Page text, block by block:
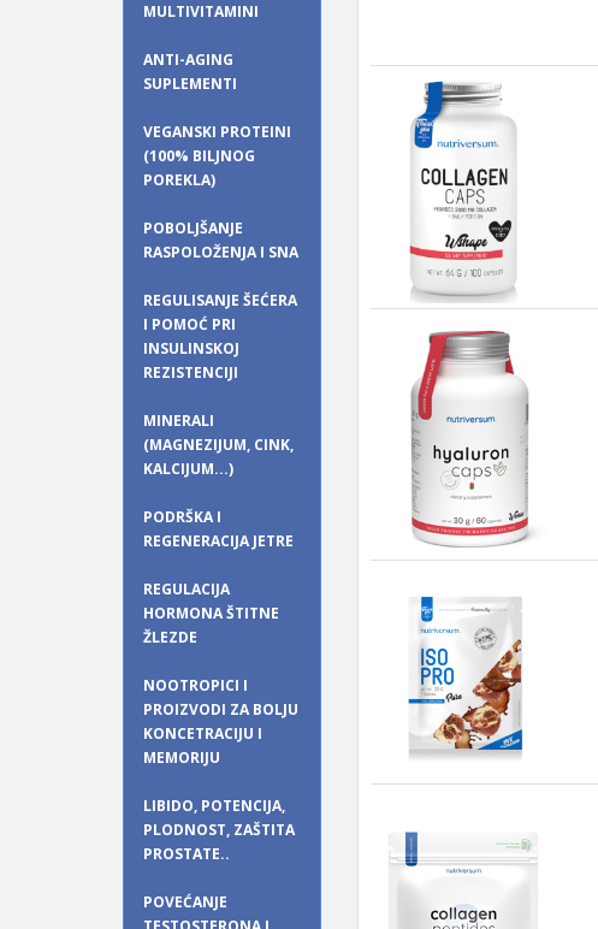
MULTIVITAMINI
ANTI-AGING
SUPLEMENTI
VEGANSKI PROTEINI
(100% BILJNOG
POREKLA)
POBOLJŠANJE
RASPOLOŽENJA I SNA
REGULISANJE ŠEĆERA
I POMOĆ PRI
INSULINSKOJ
REZISTENCIJI
MINERALI
(MAGNEZIJUM, CINK,
KALCIJUM...)
PODRŠKA I
REGENERACIJA JETRE
REGULACIJA
HORMONA ŠTITNE
ŽLEZDE
NOOTROPICI I
PROIZVODI ZA BOLJU
KONCETRACIJU I
MEMORIJU
LIBIDO, POTENCIJA,
PLODNOST, ZAŠTITA
PROSTATE..
POVEĆANJE